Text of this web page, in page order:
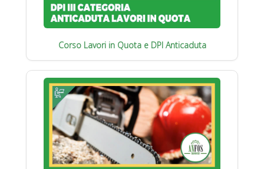
Corso Lavori in Quota e DPI Anticaduta